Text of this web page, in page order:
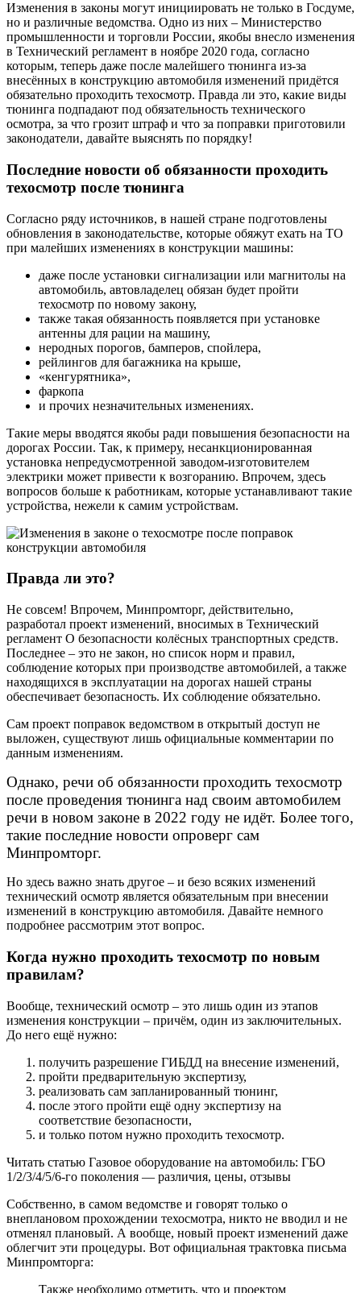
Изменения в законы могут инициировать не только в Госдуме,
но и различные ведомства. Одно из них – Министерство
промышленности и торговли России, якобы внесло изменения
в Технический регламент в ноябре 2020 года, согласно
которым, теперь даже после малейшего тюнинга из-за
внесённых в конструкцию автомобиля изменений придётся
обязательно проходить техосмотр. Правда ли это, какие виды
тюнинга подпадают под обязательность технического
осмотра, за что грозит штраф и что за поправки приготовили
законодатели, давайте выяснять по порядку!
Последние новости об обязанности проходить
техосмотр после тюнинга
Согласно ряду источников, в нашей стране подготовлены
обновления в законодательстве, которые обяжут ехать на ТО
при малейших изменениях в конструкции машины:
даже после установки сигнализации или магнитолы на
автомобиль, автовладелец обязан будет пройти
техосмотр по новому закону,
также такая обязанность появляется при установке
антенны для рации на машину,
неродных порогов, бамперов, спойлера,
рейлингов для багажника на крыше,
«кенгурятника»,
фаркопа
и прочих незначительных изменениях.
Такие меры вводятся якобы ради повышения безопасности на
дорогах России. Так, к примеру, несанкционированная
установка непредусмотренной заводом-изготовителем
электрики может привести к возгоранию. Впрочем, здесь
вопросов больше к работникам, которые устанавливают такие
устройства, нежели к самим устройствам.
Правда ли это?
Не совсем! Впрочем, Минпромторг, действительно,
разработал проект изменений, вносимых в Технический
регламент О безопасности колёсных транспортных средств.
Последнее – это не закон, но список норм и правил,
соблюдение которых при производстве автомобилей, а также
находящихся в эксплуатации на дорогах нашей страны
обеспечивает безопасность. Их соблюдение обязательно.
Сам проект поправок ведомством в открытый доступ не
выложен, существуют лишь официальные комментарии по
данным изменениям.
Однако, речи об обязанности проходить техосмотр
после проведения тюнинга над своим автомобилем
речи в новом законе в 2022 году не идёт. Более того,
такие последние новости опроверг сам
Минпромторг.
Но здесь важно знать другое – и безо всяких изменений
технический осмотр является обязательным при внесении
изменений в конструкцию автомобиля. Давайте немного
подробнее рассмотрим этот вопрос.
Когда нужно проходить техосмотр по новым
правилам?
Вообще, технический осмотр – это лишь один из этапов
изменения конструкции – причём, один из заключительных.
До него ещё нужно:
получить разрешение ГИБДД на внесение изменений,
пройти предварительную экспертизу,
реализовать сам запланированный тюнинг,
после этого пройти ещё одну экспертизу на
соответствие безопасности,
и только потом нужно проходить техосмотр.
Читать статью Газовое оборудование на автомобиль: ГБО
1/2/3/4/5/6-го поколения — различия, цены, отзывы
Собственно, в самом ведомстве и говорят только о
внеплановом прохождении техосмотра, никто не вводил и не
отменял плановый. А вообще, новый проект изменений даже
облегчит эти процедуры. Вот официальная трактовка письма
Минпромторга:
Также необходимо отметить, что и проектом